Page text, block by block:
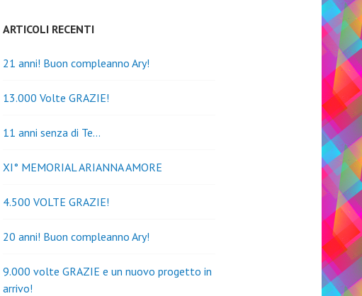
ARTICOLI RECENTI
21 anni! Buon compleanno Ary!
13.000 Volte GRAZIE!
11 anni senza di Te…
XI° MEMORIAL ARIANNA AMORE
4.500 VOLTE GRAZIE!
20 anni! Buon compleanno Ary!
9.000 volte GRAZIE e un nuovo progetto in
arrivo!